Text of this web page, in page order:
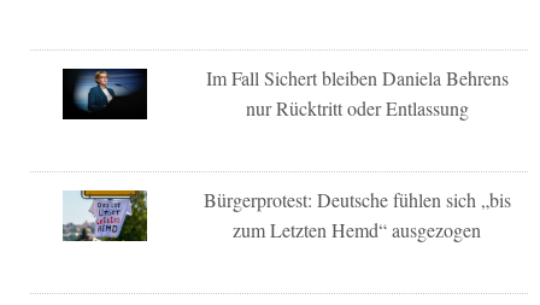
Im Fall Sichert bleiben Daniela Behrens
nur Rücktritt oder Entlassung
Bürgerprotest: Deutsche fühlen sich „bis
zum Letzten Hemd“ ausgezogen